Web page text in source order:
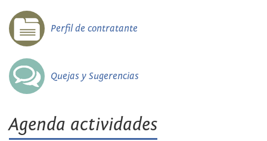
Perfil de contratante
Quejas y Sugerencias
Agenda actividades